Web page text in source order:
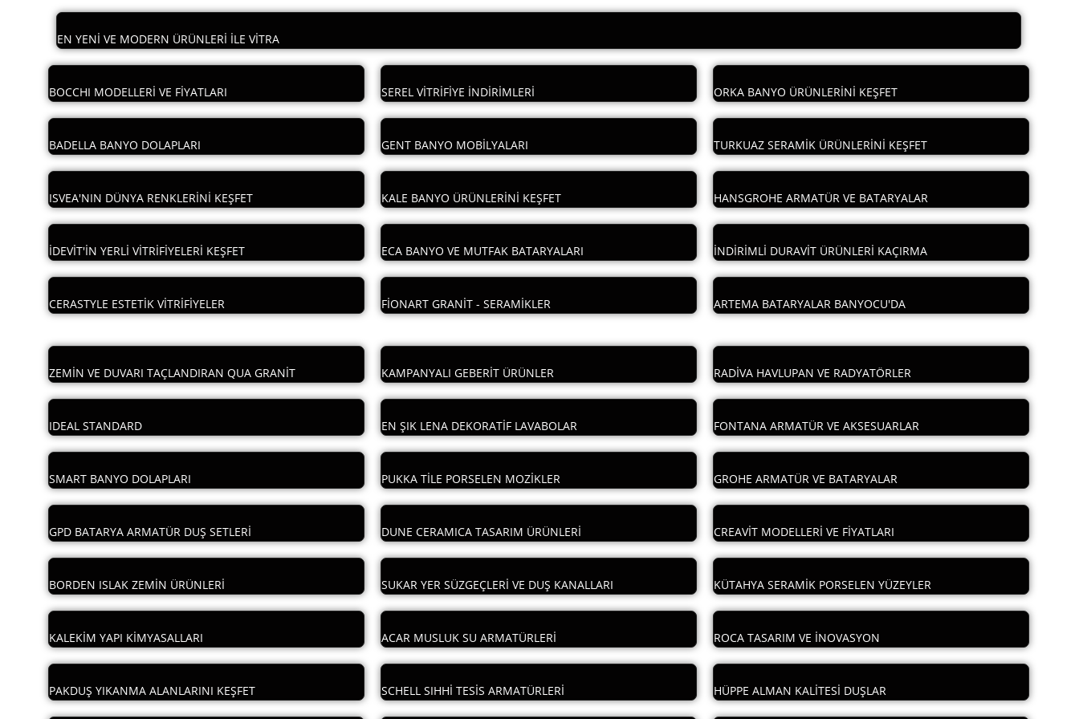
EN YENİ VE MODERN ÜRÜNLERİ İLE VİTRA
BOCCHI MODELLERİ VE FİYATLARI
BADELLA BANYO DOLAPLARI
ISVEA'NIN DÜNYA RENKLERİNİ KEŞFET
İDEVİT'İN YERLİ VİTRİFİYELERİ KEŞFET
CERASTYLE ESTETİK VİTRİFİYELER
SEREL VİTRİFİYE İNDİRİMLERİ
GENT BANYO MOBİLYALARI
KALE BANYO ÜRÜNLERİNİ KEŞFET
ECA BANYO VE MUTFAK BATARYALARI
FİONART GRANİT - SERAMİKLER
ORKA BANYO ÜRÜNLERİNİ KEŞFET
TURKUAZ SERAMİK ÜRÜNLERİNİ KEŞFET
HANSGROHE ARMATÜR VE BATARYALAR
İNDİRİMLİ DURAVİT ÜRÜNLERİ KAÇIRMA
ARTEMA BATARYALAR BANYOCU'DA
ZEMİN VE DUVARI TAÇLANDIRAN QUA GRANİT
IDEAL STANDARD
SMART BANYO DOLAPLARI
GPD BATARYA ARMATÜR DUŞ SETLERİ
BORDEN ISLAK ZEMİN ÜRÜNLERİ
KAMPANYALI GEBERİT ÜRÜNLER
EN ŞIK LENA DEKORATİF LAVABOLAR
PUKKA TİLE PORSELEN MOZİKLER
DUNE CERAMICA TASARIM ÜRÜNLERİ
SUKAR YER SÜZGEÇLERİ VE DUŞ KANALLARI
RADİVA HAVLUPAN VE RADYATÖRLER
FONTANA ARMATÜR VE AKSESUARLAR
GROHE ARMATÜR VE BATARYALAR
CREAVİT MODELLERİ VE FİYATLARI
KÜTAHYA SERAMİK PORSELEN YÜZEYLER
KALEKİM YAPI KİMYASALLARI
PAKDUŞ YIKANMA ALANLARINI KEŞFET
ACAR MUSLUK SU ARMATÜRLERİ
SCHELL SIHHİ TESİS ARMATÜRLERİ
ROCA TASARIM VE İNOVASYON
HÜPPE ALMAN KALİTESİ DUŞLAR